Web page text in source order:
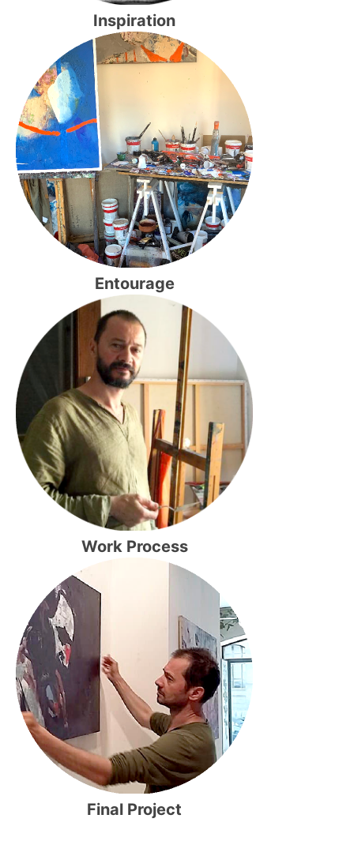
Inspiration
Entourage
Work Process
Final Project